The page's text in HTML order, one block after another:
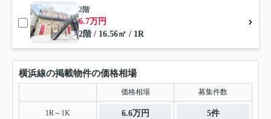
2階
6.7万円
2階 / 16.56㎡ / 1R
横浜線の掲載物件の価格相場
価格相場 募集件数
1R～1K 6.6万円 5件